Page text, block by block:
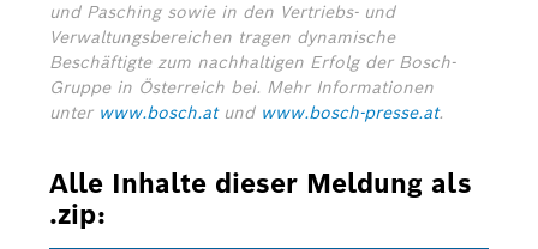
und Pasching sowie in den Vertriebs- und
Verwaltungsbereichen tragen dynamische
Beschäftigte zum nachhaltigen Erfolg der Bosch-
Gruppe in Österreich bei. Mehr Informationen
unter www.bosch.atund www.bosch-presse.at.
Alle Inhalte dieser Meldung als
.zip: